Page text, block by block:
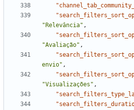
"Relevância" ,
"Avaliação" ,
envio" ,
"Visualizações" ,